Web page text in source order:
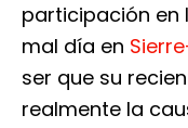
participación en
mal día en
ser que su
realmente la